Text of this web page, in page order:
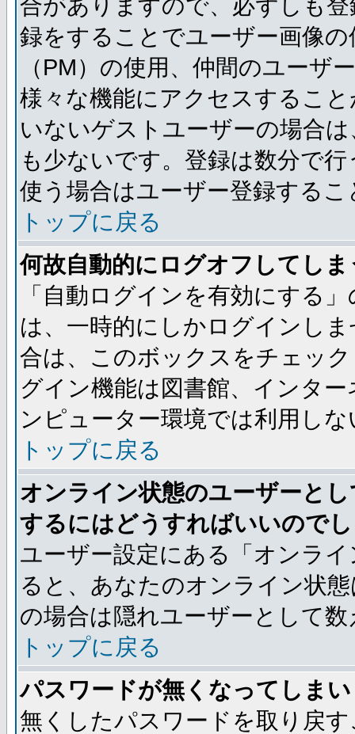
合がありますので、必ずしも
録をすることでユーザー画像
（PM）の使用、仲間のユーザ
様々な機能にアクセスするこ
いないゲストユーザーの場合
も少ないです。登録は数分で
使う場合はユーザー登録する
トップに戻る
何故自動的にログオフしてし
「自動ログインを有効にする
は、一時的にしかログインし
合は、このボックスをチェッ
グイン機能は図書館、インタ
ンピューター環境では利用し
トップに戻る
オンライン状態のユーザーと
するにはどうすればいいので
ユーザー設定にある「オンラ
ると、あなたのオンライン状
の場合は隠れユーザーとして
トップに戻る
パスワードが無くなってしま
無くしたパスワードを取り戻